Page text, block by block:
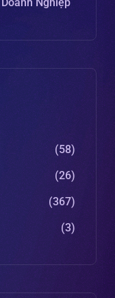
(58)
(26)
(367)
(3)